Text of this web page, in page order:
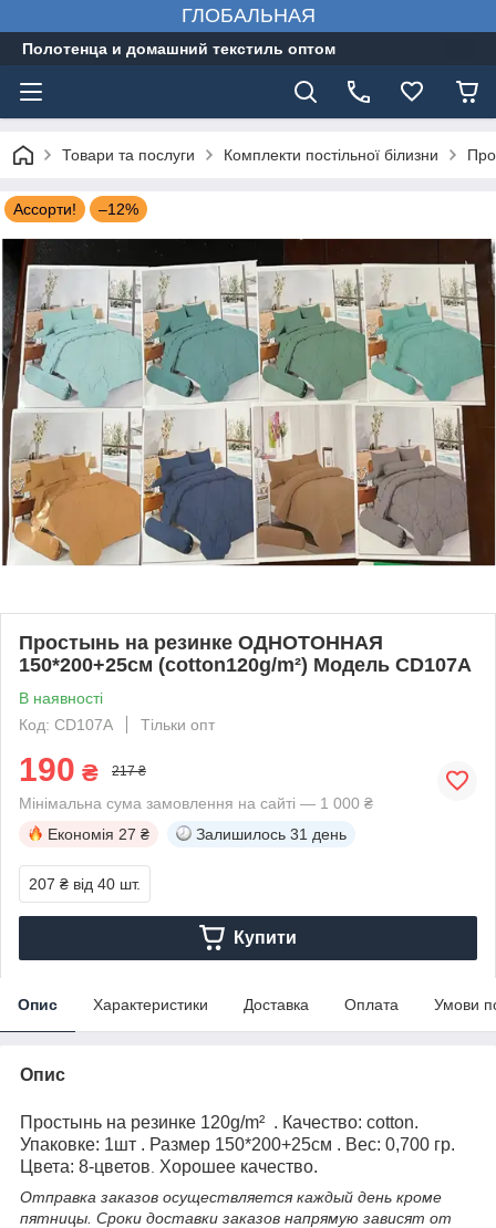
ГЛОБАЛЬНАЯ
Полотенца и домашний текстиль оптом
Товари та послуги Комплекти постільної білизни
Ассорти! –12%
Простынь на резинке ОДНОТОННАЯ
150*200+25см (cotton120g/m²) Модель CD107A
В наявності
Код: CD107A
Тільки опт
190 ₴ 217 ₴
Мінімальна сума замовлення на сайті — 1 000 ₴
Економія 27 ₴ Залишилось 31 день
207 ₴ від 40 шт.
Купити
Опис Характеристики Доставка Оплата Умови
Опис
Простынь на резинке 120g/m² . Качество: cotton.
Упаковке: 1шт . Размер 150*200+25см . Вес: 0,700 гр.
Цвета: 8-цветов Хорошее качество.
Отправка заказов осуществляется каждый день кроме
пятницы . Сроки доставки заказов напрямую зависят от